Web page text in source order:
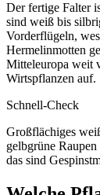
Der fertige Falter
sind weiß bis
Vorderflügeln,
Hermelinmotten
Mitteleuropa weit
Wirtspflanzen auf.
Schnell-Check
Großflächiges
gelbgrüne
das sind